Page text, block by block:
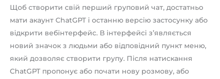
Щоб створити свій перший груповий чат, достатньо
мати акаунт ChatGPT і останню версію застосунку або
відкрити вебінтерфейс. В інтерфейсі з’являється
новий значок з людьми або відповідний пункт меню,
який дозволяє створити групу. Після натискання
ChatGPT пропонує або почати нову розмову, або